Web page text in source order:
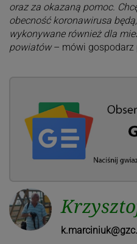
oraz za okazaną pomoc.
obecność koronawirusa
wykonywane również dla
powiatów– mówi gospodarz